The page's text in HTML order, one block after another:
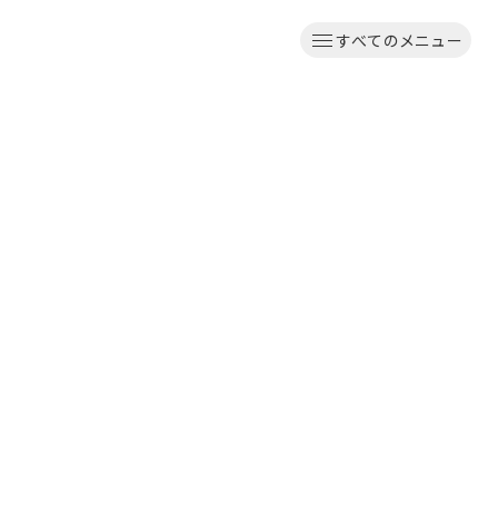
すべてのメニュー